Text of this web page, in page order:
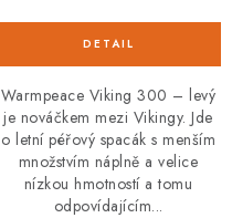
Warmpeace Viking 300 – levý
je nováčkem mezi Vikingy. Jde
o letní péřový spacák s menším
množstvím náplně a velice
nízkou hmotností a tomu
odpovídajícím...